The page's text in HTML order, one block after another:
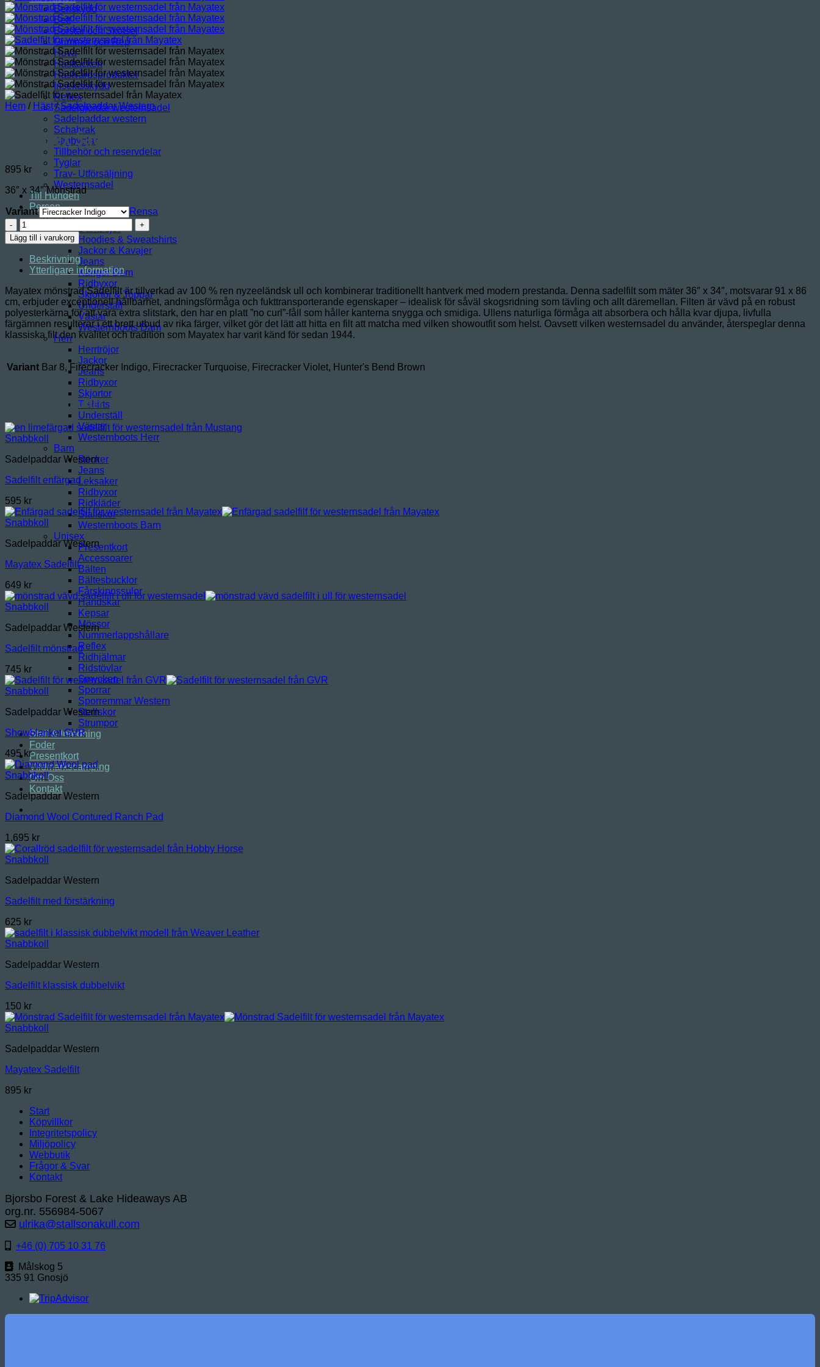
Benskydd
Bett
Borstar och Skötsel
Grimmor och Rep
Huva
Hästtäcken
Hästvårdsprodukter
Insektsskydd
Reflex
Sadelgjordar westernsadel
Sadelpaddar western
Schabrak
Stigbyglar
Tillbehör och reservdelar
Tyglar
Trav- Utförsäljning
Westernsadel
Till Hunden
Person
Dam
Damtröjor
Hoodies & Sweatshirts
Jackor & Kavajer
Jeans
Kängor Dam
Ridbyxor
Skjortor & Toppar
Underställ
Västar
Westernboots Dam
Herr
Herrtröjor
Jackor
Jeans
Ridbyxor
Skjortor
T-shirts
Underställ
Västar
Westernboots Herr
Barn
Böcker
Jeans
Leksaker
Ridbyxor
Ridkläder
Stallskor
Westernboots Barn
Unisex
Presentkort
Accessoarer
Bälten
Bältesbucklor
Fårskinnssulor
Handskar
Kepsar
Mössor
Nummerlappshållare
Reflex
Ridhjälmar
Ridstövlar
Smycken
Sporrar
Sporremmar Western
Stallskor
Strumpor
Stall & Inredning
Foder
Presentkort
Vildmarkscamping
Om Oss
Kontakt
Hem / Häst / Sadelpaddar Western
Mayatex Sadelfilt
895 kr
36″ x 34″ Mönstrad
Variant
Rensa
Mayatex
Sadelfilt
mängd
Lägg till i varukorg
Beskrivning
Ytterligare information
Mayatex mönstrad Sadelfilt är tillverkad av 100 % ren nyzeeländsk ull och kombinerar traditionellt hantverk med modern prestanda. Denna sadelfilt som mäter 36″ x 34″, motsvarar 91 x 86
cm, erbjuder exceptionell hållbarhet, andningsförmåga och fukttransporterande egenskaper – idealisk för såväl skogsridning som tävling och allt däremellan. Filten är vävd på en robust
polyesterkärna för att vara extra slitstark, den har en platt ”no curl”-fåll som håller kanterna snygga och smidiga. Ullens naturliga förmåga att absorbera och hålla kvar djupa, livfulla
färgämnen resulterar i ett brett utbud av rika färger, vilket gör det lätt att hitta en filt att matcha med vilken showoutfit som helst. Oavsett vilken westernsadel du använder, återspeglar denna
klassiska filt den kvalitet och tradition som Mayatex har varit känd för sedan 1944.
Variant Bar 8, Firecracker Indigo, Firecracker Turquoise, Firecracker Violet, Hunter's Bend Brown
Relaterade produkter
Snabbkoll
Sadelpaddar Western
Sadelfilt enfärgad
595 kr
Snabbkoll
Sadelpaddar Western
Mayatex Sadelfilt
649 kr
Snabbkoll
Sadelpaddar Western
Sadelfilt mönstrad
745 kr
Snabbkoll
Sadelpaddar Western
Showblanket GVR
495 kr
Snabbkoll
Sadelpaddar Western
Diamond Wool Contured Ranch Pad
1,695 kr
Snabbkoll
Sadelpaddar Western
Sadelfilt med förstärkning
625 kr
Snabbkoll
Sadelpaddar Western
Sadelfilt klassisk dubbelvikt
150 kr
Snabbkoll
Sadelpaddar Western
Mayatex Sadelfilt
895 kr
Start
Köpvillkor
Integritetspolicy
Miljöpolicy
Webbutik
Frågor & Svar
Kontakt
Bjorsbo Forest & Lake Hideaways AB
org.nr. 556984-5067
ulrika@stallsonakull.com
+46 (0) 705 10 31 76
Målskog 5
335 91 Gnosjö